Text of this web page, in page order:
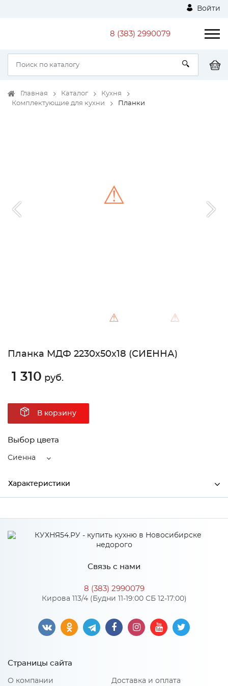
Войти
8 (383) 2990079
Главная Каталог
Кухня
Комплектующие для кухни
Планки
⚠ ⚠
⚠
Планка МДФ 2230х50х18 (СИЕННА)
1 310 руб.
В корзину
Выбор цвета
Сиенна
Характеристики
Цвет Сиенна
Количество упаковок: 1
Связь с нами
8 (383) 2990079
Кирова 113/4 (Будни 11-19:00 СБ 12-17:00)
Страницы сайта
О компании Доставка и оплата